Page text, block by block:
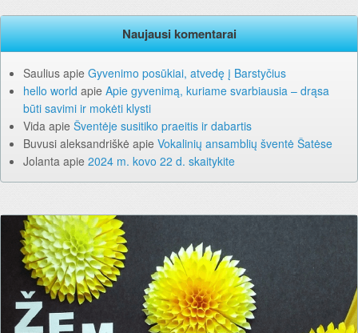
Naujausi komentarai
Saulius apie Gyvenimo posūkiai, atvedę į Barstyčius
hello world apie Apie gyvenimą, kuriame svarbiausia – drąsa
būti savimi ir mokėti klysti
Vida apie Šventėje susitiko praeitis ir dabartis
Buvusi aleksandriškė apie Vokalinių ansamblių šventė Šatėse
Jolanta apie 2024 m. kovo 22 d. skaitykite